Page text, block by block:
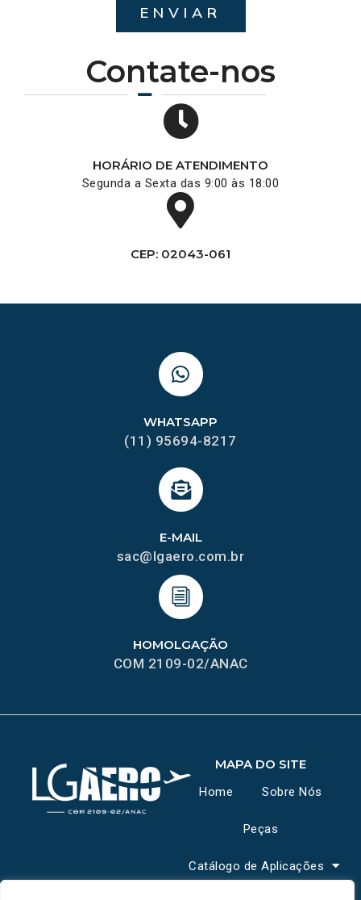
Contate-nos
HORÁRIO DE ATENDIMENTO
Segunda a Sexta das 9:00 às 18:00
CEP: 02043-061
ENVIAR
HOMOLGAÇÃO
COM 2109-02/ANAC
E-MAIL
sac@lgaero.com.br
WHATSAPP
(11) 95694-8217
MAPA DO SITE
Home Sobre Nós
Peças
Catálogo de Aplicações